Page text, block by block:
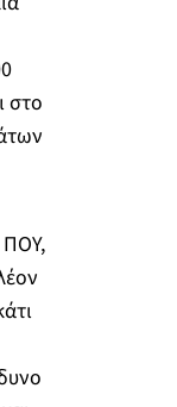
στο
ΠΟΥ,